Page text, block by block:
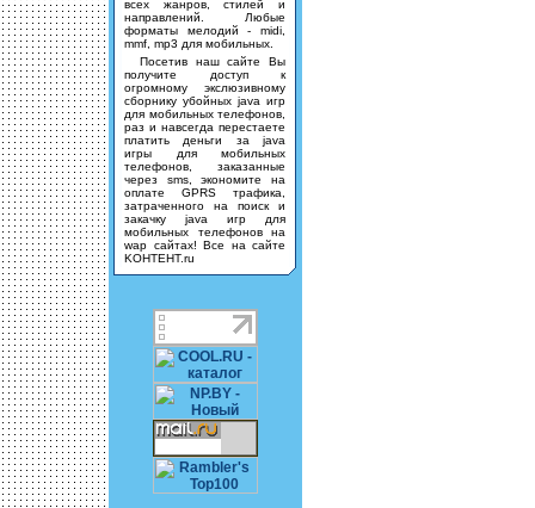
всех жанров, стилей и
направлений. Любые
форматы мелодий - midi,
mmf, mp3 для мобильных.
Посетив наш сайте Вы
получите доступ к
огромному экслюзивному
сборнику убойных java игр
для мобильных телефонов,
раз и навсегда перестаете
платить деньги за java
игры для мобильных
телефонов, заказанные
через sms, экономите на
оплате GPRS трафика,
затраченного на поиск и
закачку java игр для
мобильных телефонов на
wap сайтах! Все на сайте
KOHTEHT.ru